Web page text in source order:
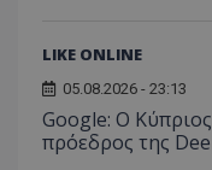
LIKE ONLINE
05.08.2026 - 23:13
Google: Ο
πρόεδρος της